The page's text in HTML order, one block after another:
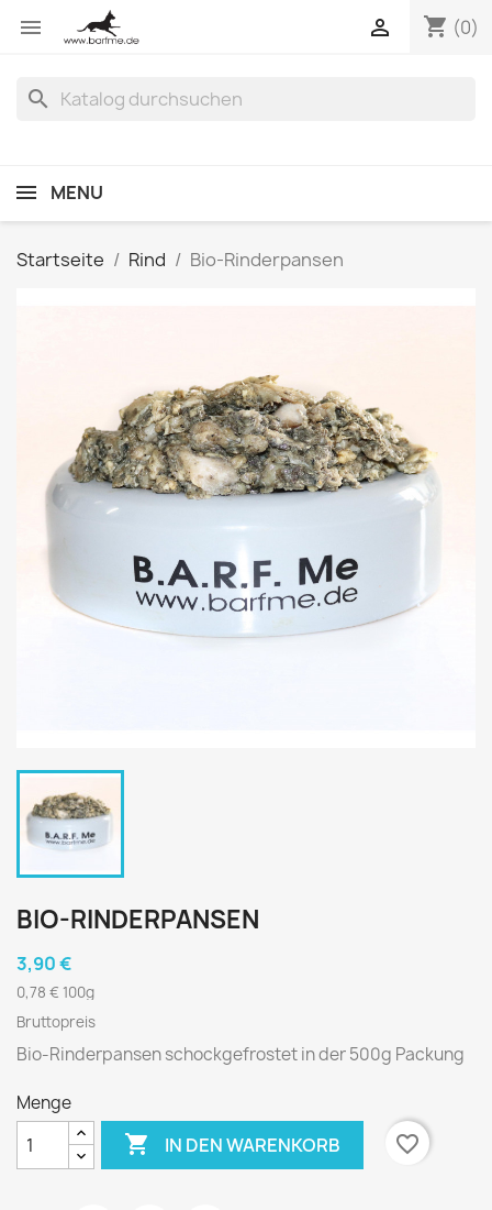
 shopping_cart (0)

search
MENU
Startseite Rind Bio-Rinderpansen
BIO-RINDERPANSEN
3,90 €
0,78 € 100g
Bruttopreis
Bio-Rinderpansen schockgefrostet in der 500g Packung
Menge
 IN DEN WARENKORB favorite_border